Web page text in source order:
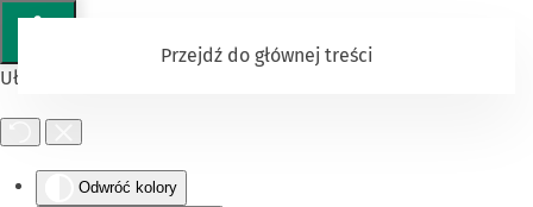
Ułatwienia dostępu
Odwróć kolory
Przejdź do głównej treści